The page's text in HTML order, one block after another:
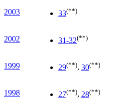
2003 33(**)
2002 31-32(**)
1999 29(**), 30(**)
1998 27(**), 28(**)